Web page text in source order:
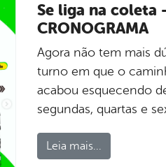
Se liga na coleta
CRONOGRAMA
Agora não tem mais
turno em que o
acabou esquecendo
segundas, quartas e
Leia mais...